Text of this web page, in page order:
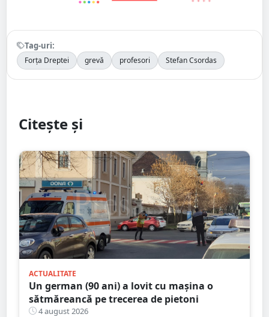
Tag-uri:
Forța Dreptei grevă profesori Stefan Csordas
Citește și
ACTUALITATE
Un german (90 ani) a lovit cu mașina o
sătmăreancă pe trecerea de pietoni
4 august 2026